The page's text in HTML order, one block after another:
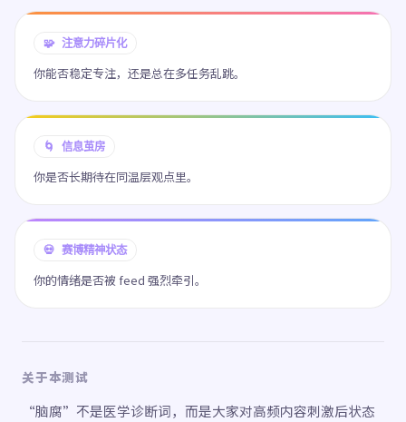
🧩 注意力碎片化
你能否稳定专注，还是总在多任务乱跳。
🌀 信息茧房
你是否长期待在同温层观点里。
💀 赛博精神状态
你的情绪是否被 feed 强烈牵引。
关于本测试
“脑腐”不是医学诊断词，而是大家对高频内容刺激后状态